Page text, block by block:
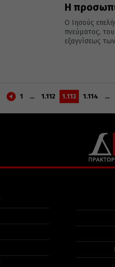
Η
Ο Ιησούς
πνεύματος,
εξαγνίσεως
1 … 1.112 1.113 1.114 …